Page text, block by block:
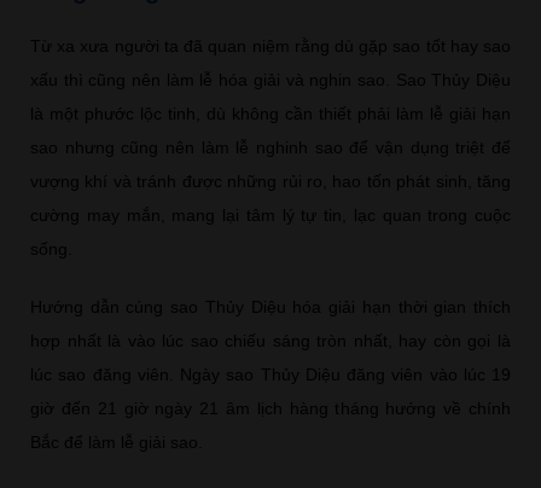
Từ xa xưa người ta đã quan niệm rằng dù gặp sao tốt hay sao
xấu thì cũng nên làm lễ hóa giải và nghin sao. Sao Thủy Diệu
là một phước lộc tinh, dù không cần thiết phải làm lễ giải hạn
sao nhưng cũng nên làm lễ nghinh sao để vận dụng triệt để
vượng khí và tránh được những rủi ro, hao tốn phát sinh, tăng
cường may mắn, mang lại tâm lý tự tin, lạc quan trong cuộc
sống.
Hướng dẫn cúng sao Thủy Diệu hóa giải hạn thời gian thích
hợp nhất là vào lúc sao chiếu sáng tròn nhất, hay còn gọi là
lúc sao đăng viên. Ngày sao Thủy Diệu đăng viên vào lúc 19
giờ đến 21 giờ ngày 21 âm lịch hàng tháng hướng về chính
Bắc để làm lễ giải sao.